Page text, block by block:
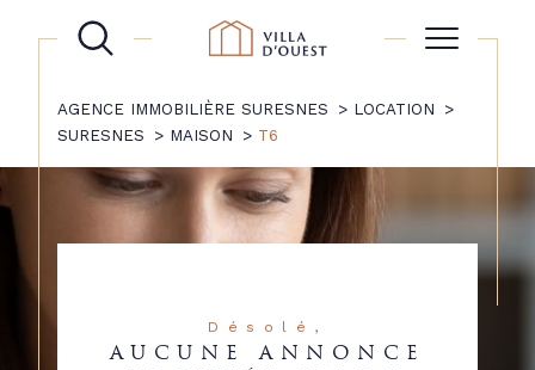
AGENCE IMMOBILIÈRE SURESNES
LOCATION
SURESNES
MAISON T6
Désolé,
AUCUNE ANNONCE